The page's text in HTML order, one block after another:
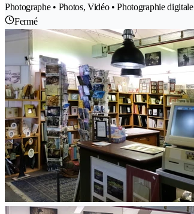
Photographe • Photos, Vidéo • Photographie digitale
Fermé